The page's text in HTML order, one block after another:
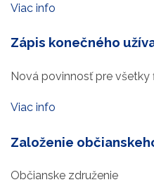
Viac info
Zápis konečného
Nová povinnosť pre všetky
Viac info
Založenie
Občianske združenie